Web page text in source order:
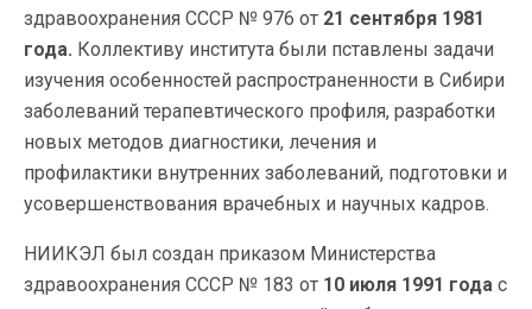
здравоохранения СССР № 976 от 21 сентября 1981
года. Коллективу института были пставлены задачи
изучения особенностей распространенности в Сибири
заболеваний терапевтического профиля, разработки
новых методов диагностики, лечения и
профилактики внутренних заболеваний, подготовки и
усовершенствования врачебных и научных кадров.
НИИКЭЛ был создан приказом Министерства
здравоохранения СССР № 183 от 10 июля 1991 года с